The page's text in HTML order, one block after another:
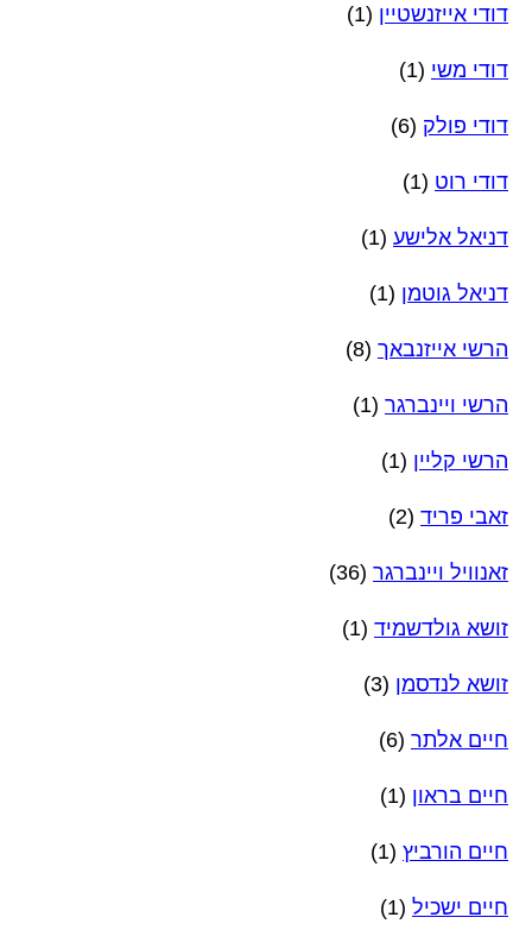
דודי אייזנשטיין (1)
דודי משי (1)
דודי פולק (6)
דודי רוט (1)
דניאל אלישע (1)
דניאל גוטמן (1)
הרשי אייזנבאך (8)
הרשי ויינברגר (1)
הרשי קליין (1)
זאבי פריד (2)
זאנוויל ויינברגר (36)
זושא גולדשמיד (1)
זושא לנדסמן (3)
חיים אלתר (6)
חיים בראון (1)
חיים הורביץ (1)
חיים ישכיל (1)